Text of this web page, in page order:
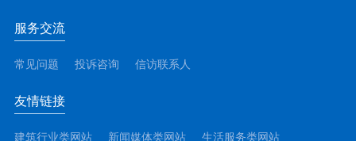
服务交流
常见问题 投诉咨询 信访联系人
友情链接
建筑行业类网站 新闻媒体类网站 生活服务类网站